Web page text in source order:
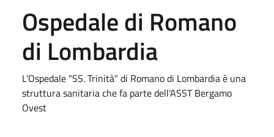
Ospedale di Romano
di Lombardia
L'Ospedale "SS. Trinità" di Romano di Lombardia è una
struttura sanitaria che fa parte dell'ASST Bergamo
Ovest